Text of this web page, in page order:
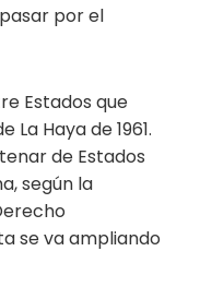
por el
Estados que
Haya de 1961.
de Estados
según la
se va ampliando